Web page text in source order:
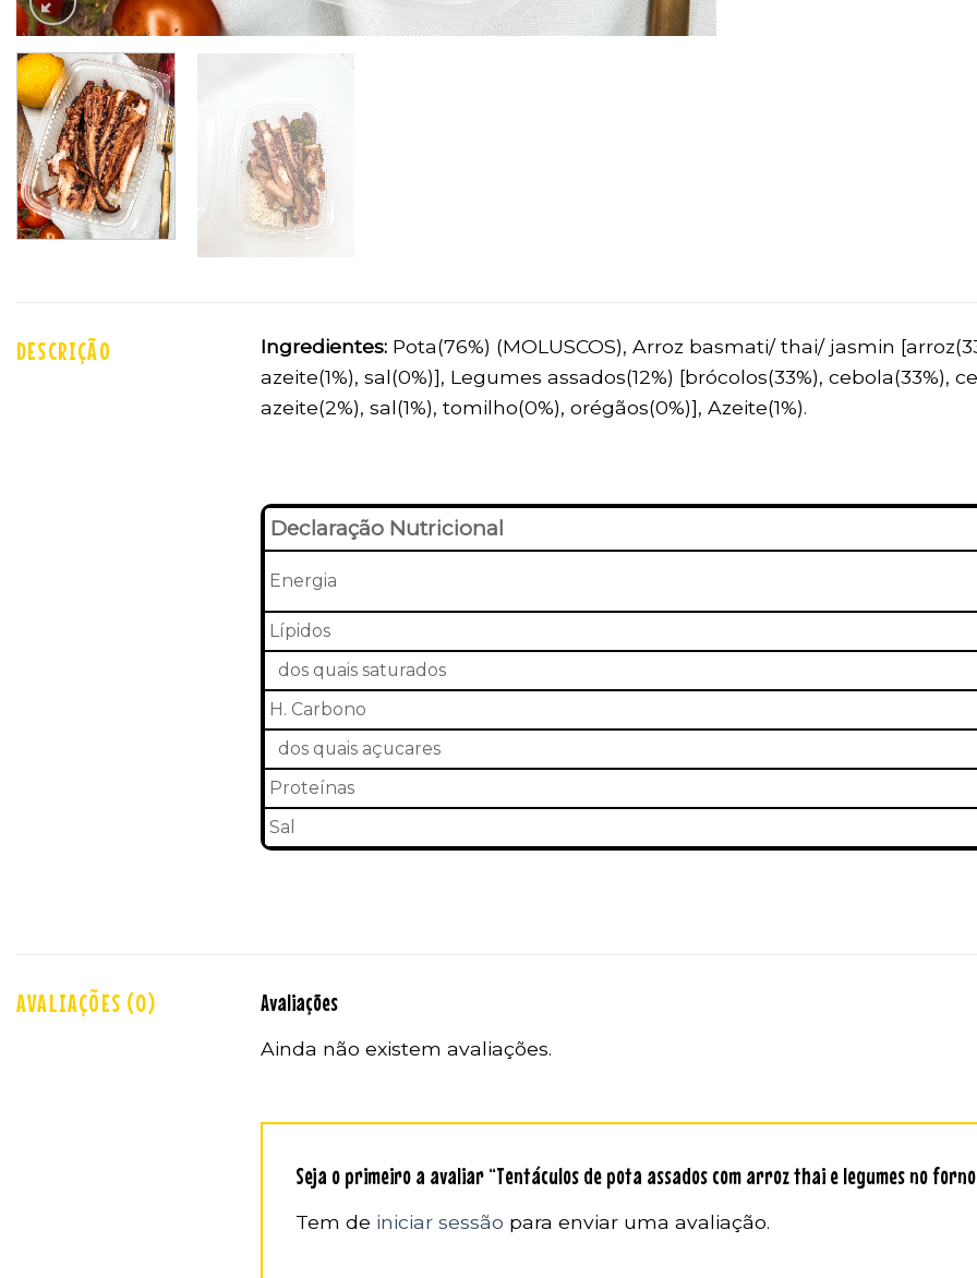
DESCRIÇÃO Ingredientes: Pota(76%) (MOLUSCOS), Arroz basmati/ thai/ jasmin
azeite(1%), sal(0%)], Legumes assados(12%) [brócolos(33%), cebola(33%),
azeite(2%), sal(1%), tomilho(0%), orégãos(0%)], Azeite(1%).
Declaração Nutricional
Energia
Lípidos
dos quais saturados
H. Carbono
dos quais açucares
Proteínas
Sal
AVALIAÇÕES (0) Avaliações
Ainda não existem avaliações.
Seja o primeiro a avaliar “Tentáculos de pota assados com arroz thai e legumes no
Tem de iniciar sessão para enviar uma avaliação.